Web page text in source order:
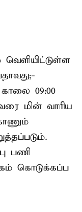
வெளியிட்டுள்ள
09:00
மின் வாரிய
பணி
கொடுக்கப்ப